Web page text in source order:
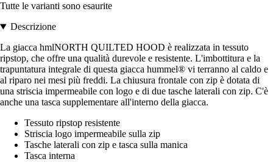
Tutte le varianti sono esaurite
Descrizione
La giacca hmlNORTH QUILTED HOOD è realizzata in tessuto
ripstop, che offre una qualità durevole e resistente. L'imbottitura e la
trapuntatura integrale di questa giacca hummel® vi terranno al caldo e
al riparo nei mesi più freddi. La chiusura frontale con zip è dotata di
una striscia impermeabile con logo e di due tasche laterali con zip. C'è
anche una tasca supplementare all'interno della giacca.
Tessuto ripstop resistente
Striscia logo impermeabile sulla zip
Tasche laterali con zip e tasca sulla manica
Tasca interna